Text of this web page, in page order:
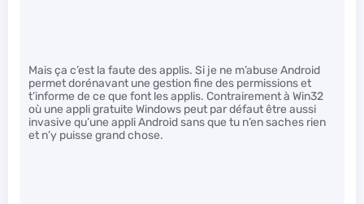
Mais ça c’est la faute des applis. Si je ne m’abuse Android
permet dorénavant une gestion fine des permissions et
t’informe de ce que font les applis. Contrairement à Win32
où une appli gratuite Windows peut par défaut être aussi
invasive qu’une appli Android sans que tu n’en saches rien
et n’y puisse grand chose.